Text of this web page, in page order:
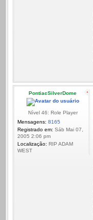
PontiacSilverDome
Nível 46: Role Player
Mensagens: 8165
Registrado em: Sáb Mai 07,
2005 2:06 pm
Localização: RIP ADAM
WEST